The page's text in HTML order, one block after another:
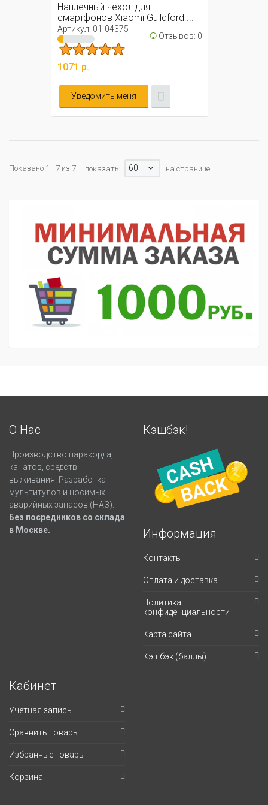
Наплечный чехол для
смартфонов Xiaomi Guildford ...
Артикул: 01-04375 ☺ Отзывов: 0
1071 р.
Уведомить меня
Показано 1 - 7 из 7 показать: 60 на странице
О Нас
Производство паракорда,
канатов, средств
выживания. Разработка
мультитулов и носимых
аварийных запасов (НАЗ).
Без посредников со склада
в Москве.
Кэшбэк!
Информация
Контакты
Оплата и доставка
Политика
конфиденциальности
Карта сайта
Кэшбэк (баллы)
Кабинет
Учётная запись
Сравнить товары
Избранные товары
Корзина